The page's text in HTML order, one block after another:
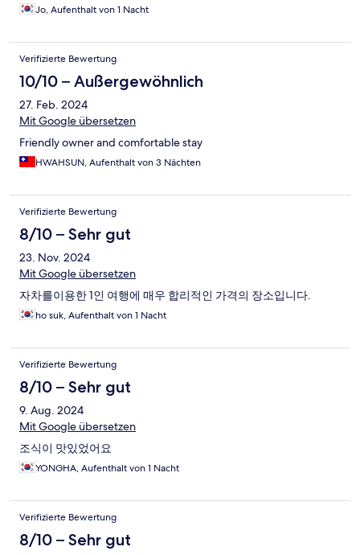
Jo, Aufenthalt von 1 Nacht
Verifizierte Bewertung
10/10 – Außergewöhnlich
27. Feb. 2024
Mit Google übersetzen
Friendly owner and comfortable stay
HWAHSUN, Aufenthalt von 3 Nächten
Verifizierte Bewertung
8/10 – Sehr gut
23. Nov. 2024
Mit Google übersetzen
자차를이용한 1인 여행에 매우 합리적인 가격의 장소입니다.
ho suk, Aufenthalt von 1 Nacht
Verifizierte Bewertung
8/10 – Sehr gut
9. Aug. 2024
Mit Google übersetzen
조식이 맛있었어요
YONGHA, Aufenthalt von 1 Nacht
Verifizierte Bewertung
8/10 – Sehr gut